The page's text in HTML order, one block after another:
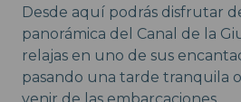
Desde aquí podrás disfrutar
panorámica del Canal de la
relajas en uno de sus
pasando una tarde tranquila